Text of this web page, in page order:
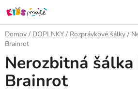
Prejsť
na
obsah
Domov / DOPLNKY / Rozprávkové šálky /
Brainrot
Nerozbitná
Brainrot